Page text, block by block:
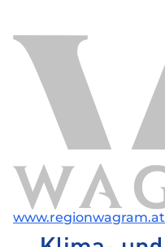
www.regionwagram.at